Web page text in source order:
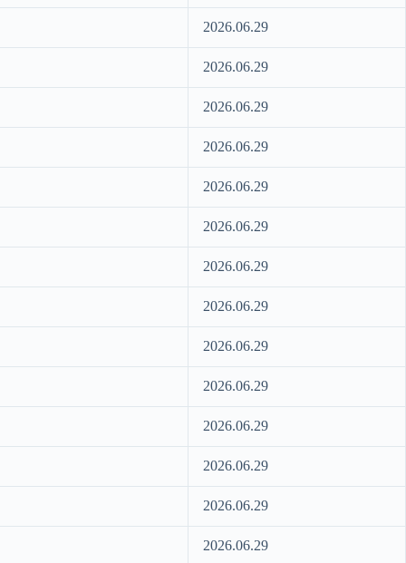
2026.06.29
2026.06.29
2026.06.29
2026.06.29
2026.06.29
2026.06.29
2026.06.29
2026.06.29
2026.06.29
2026.06.29
2026.06.29
2026.06.29
2026.06.29
2026.06.29